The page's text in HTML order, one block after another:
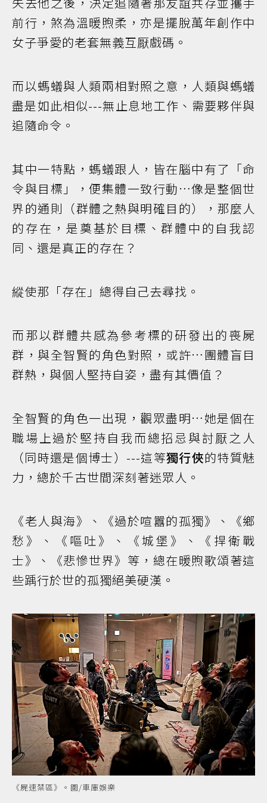
前行，煞為溫暖煦柔，亦是擺脫萬年創作中
女子爭愛的老套無義互厭戲碼。
而以螞蟻與人類兩相對照之意，人類與螞蟻
盡是如此相似---無止息地工作、需要夥伴與
追隨命令。
其中一特點，螞蟻跟人，皆在腦中有了「命
令與目標」，便集體一致行動…像是整個世
界的通則（群體之熱與明確目的），那麼人
的存在，是奠基於目標、群體中的自我認
同、還是真正的存在？
縱使那「存在」總得自己去尋找。
而那以群體共感為參考標的研發出的喪屍
群，與全智賢的角色對照，或許…團體盲目
群熱，與個人堅持自姿，盡有其價值？
全智賢的角色一出現，觀眾盡明…她是個在
職場上過於堅持自我而總招忌與討厭之人
（同時還是個博士）---這等獨行俠的特質魅
力，總於千古世間深刻著迷眾人。
《老人與海》、《過於喧囂的孤獨》、《鄉
愁》、《嘔吐》、《城堡》、《捍衛戰
士》、《悲慘世界》等，總在暖煦歌頌著這
些踽行於世的孤獨絕美硬漢。
《屍速禁區》。圖/車庫娛樂